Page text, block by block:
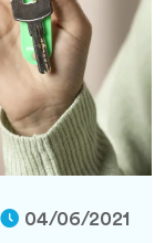
04/06/2021